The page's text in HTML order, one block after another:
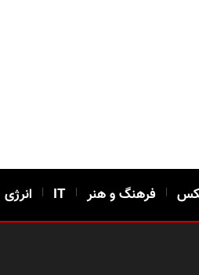
| فرهنگ و هنر |
IT
| انرژی